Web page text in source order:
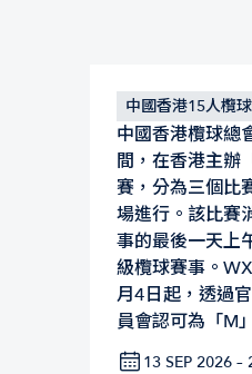
中國香港15人欖
中國香港欖球總
間，在香港主辦
賽，分為三個比
場進行。該比賽
事的最後一天上
級欖球賽事。
月4日起，透過
員會認可為「M
13 SEP 2026 –